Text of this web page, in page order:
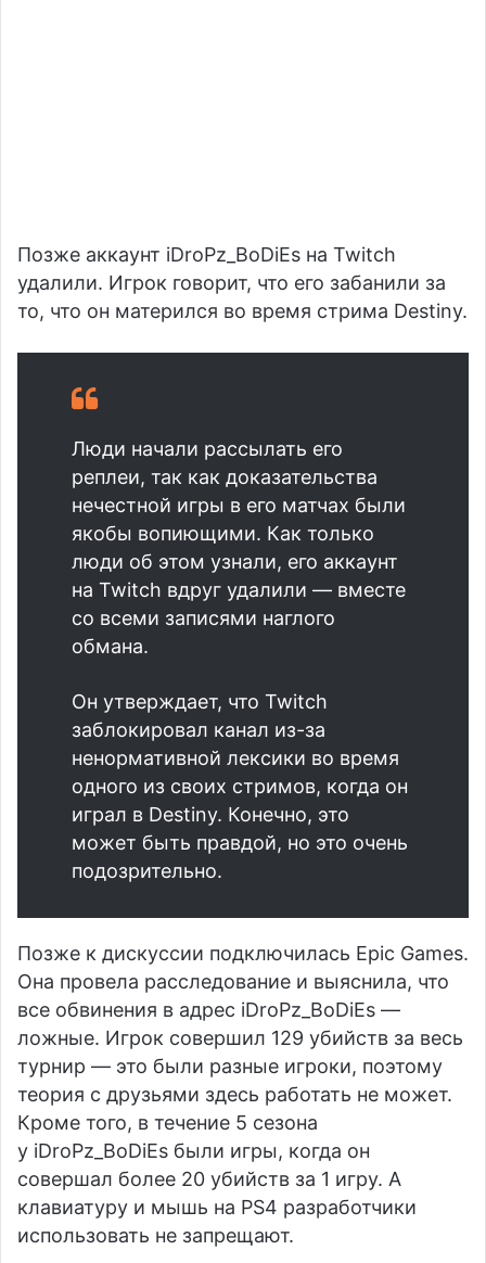
Позже аккаунт iDroPz_BoDiEs на Twitch
удалили. Игрок говорит, что его забанили за
то, что он матерился во время стрима Destiny.
Люди начали рассылать его
реплеи, так как доказательства
нечестной игры в его матчах были
якобы вопиющими. Как только
люди об этом узнали, его аккаунт
на Twitch вдруг удалили — вместе
со всеми записями наглого
обмана.
Он утверждает, что Twitch
заблокировал канал из-за
ненормативной лексики во время
одного из своих стримов, когда он
играл в Destiny. Конечно, это
может быть правдой, но это очень
подозрительно.
Позже к дискуссии подключилась Epic Games.
Она провела расследование и выяснила, что
все обвинения в адрес iDroPz_BoDiEs —
ложные. Игрок совершил 129 убийств за весь
турнир — это были разные игроки, поэтому
теория с друзьями здесь работать не может.
Кроме того, в течение 5 сезона
у iDroPz_BoDiEs были игры, когда он
совершал более 20 убийств за 1 игру. А
клавиатуру и мышь на PS4 разработчики
использовать не запрещают.